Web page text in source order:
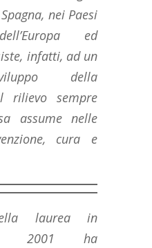
nei Paesi
ed
infatti, ad un
della
rilievo sempre
assume nelle
cura e
laurea in
2001 ha